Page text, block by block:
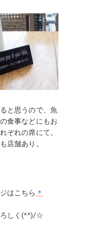
と思うので、魚
食事などにもお
ぞれの席にて。
店舗あり。
はこちら ＊
ろしく(^^)/☆